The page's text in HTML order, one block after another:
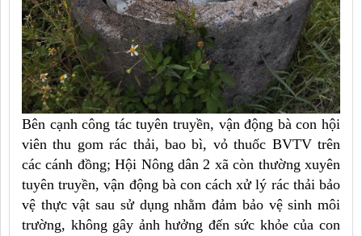
Bên cạnh công tác tuyên truyền, vận động bà con hội
viên thu gom rác thải, bao bì, vỏ thuốc BVTV trên
các cánh đồng; Hội Nông dân 2 xã còn thường xuyên
tuyên truyền, vận động bà con cách xử lý rác thải bảo
vệ thực vật sau sử dụng nhằm đảm bảo vệ sinh môi
trường, không gây ảnh hưởng đến sức khỏe của con